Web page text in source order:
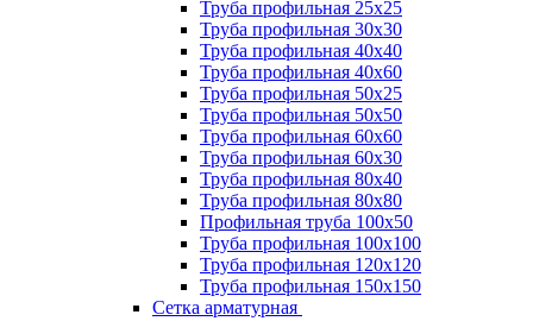
Труба профильная 25х25
Труба профильная 30x30
Труба профильная 40х40
Труба профильная 40х60
Труба профильная 50х25
Труба профильная 50х50
Труба профильная 60x60
Труба профильная 60х30
Труба профильная 80х40
Труба профильная 80х80
Профильная труба 100х50
Труба профильная 100х100
Труба профильная 120х120
Труба профильная 150х150
Сетка арматурная